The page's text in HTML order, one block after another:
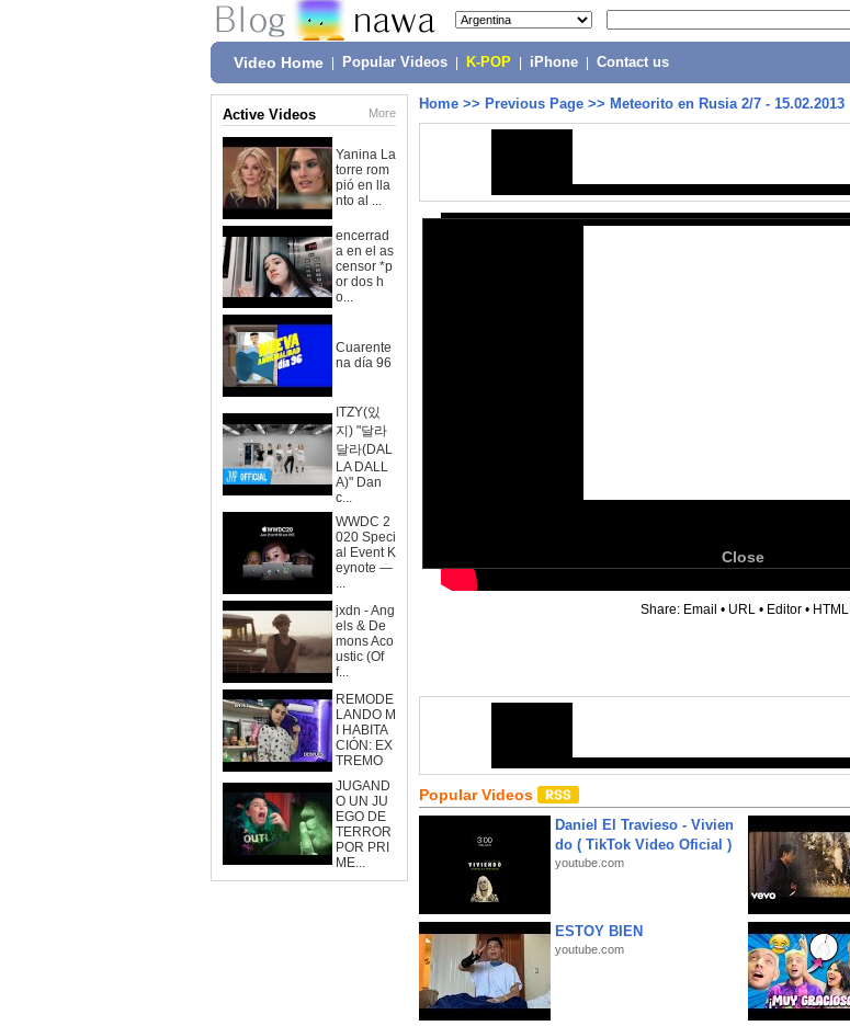
Video Home Popular Videos K-POP iPhone Contact us
Active Videos More
Yanina La
torre rom
pió en lla
nto al ...
encerrad
a en el as
censor *p
or dos h
o...
Cuarente
na día 96
ITZY(있
지) "달라
달라(DAL
LA DALL
A)" Dan
c...
WWDC 2
020 Speci
al Event K
eynote —
...
jxdn - Ang
els & De
mons Aco
ustic (Of
f...
REMODE
LANDO M
I HABITA
CIÓN: EX
TREMO
JUGAND
O UN JU
EGO DE
TERROR
POR PRI
ME...
Home >> Previous Page >> Meteorito en Rusia 2/7 - 15.02.2013
Close
Share: Email • URL • Editor • HTML
Popular Videos
Daniel El Travieso - Vivien
do ( TikTok Video Oficial )
youtube.com
ESTOY BIEN
youtube.com